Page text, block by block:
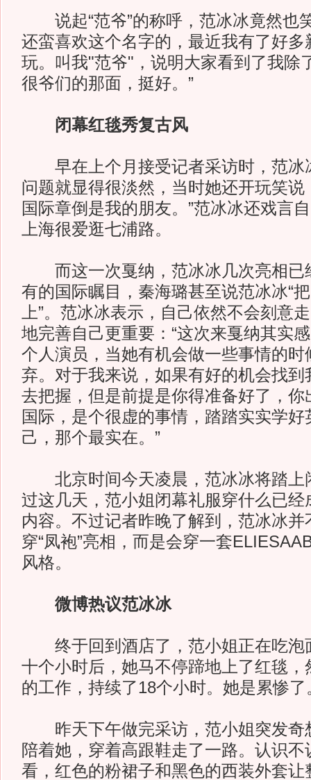
说起“范爷”的称呼，范冰冰竟然也
还蛮喜欢这个名字的，最近我有了好多
玩。叫我"范爷"，说明大家看到了我除
很爷们的那面，挺好。”
闭幕红毯秀复古风
早在上个月接受记者采访时，范冰
问题就显得很淡然，当时她还开玩笑
国际章倒是我的朋友。”范冰冰还戏言
上海很爱逛七浦路。
而这一次戛纳，范冰冰几次亮相已
有的国际瞩目，秦海璐甚至说范冰冰“
上”。范冰冰表示，自己依然不会刻意
地完善自己更重要：“这次来戛纳其实
个人演员，当她有机会做一些事情的时
弃。对于我来说，如果有好的机会找到
去把握，但是前提是你得准备好了，你
国际，是个很虚的事情，踏踏实实学好
己，那个最实在。”
北京时间今天凌晨，范冰冰将踏上
过这几天，范小姐闭幕礼服穿什么已经
内容。不过记者昨晚了解到，范冰冰并
穿“凤袍”亮相，而是会穿一套
风格。
微博热议范冰冰
终于回到酒店了，范小姐正在吃泡
十个小时后，她马不停蹄地上了红毯，
的工作，持续了18个小时。她是累惨了
昨天下午做完采访，范小姐突发奇
陪着她，穿着高跟鞋走了一路。认识不
看，红色的粉裙子和黑色的西装外套让